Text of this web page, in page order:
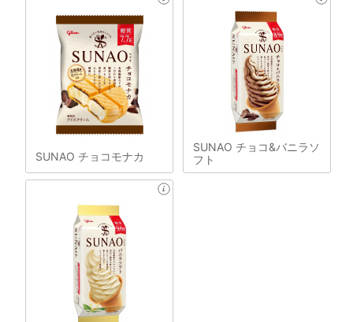
SUNAO チョコモナカ
SUNAO チョコ&バニラソ
フト